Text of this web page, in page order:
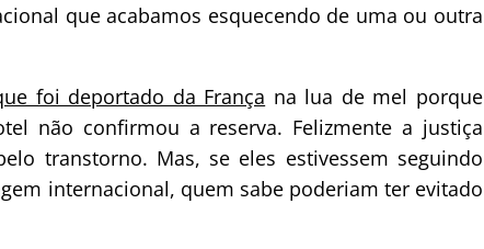
que acabamos esquecendo de uma ou outra
foi deportado da França na lua de mel porque
não confirmou a reserva. Felizmente a justiça
transtorno. Mas, se eles estivessem seguindo
internacional, quem sabe poderiam ter evitado